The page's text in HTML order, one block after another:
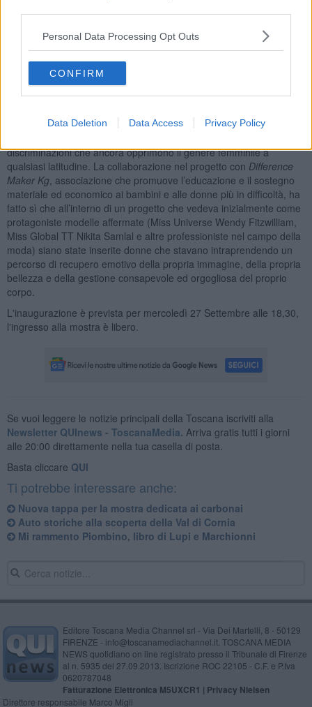
Personal Data Processing Opt Outs
CONFIRM
Data Deletion Data Access Privacy Policy
l’orgoglio, la bellezza e la voglia di andare avanti di straniere e
profughe presenti da ormai un anno nel nostro territorio.
Sarà un’occasione per fare domande, confrontarsi, inserire
prospettiva con al centro una riflessione sulle pari opportunità nella
discriminazioni che ancora opprimono il genere femminile a
qualsiasi latitudine. La collaborazione nel progetto con Difference
Maker Kg, associazione che promuove l’educazione e il sostegno
materiale ed economico ai bambini e alle donne più in difficoltà, ha
fatto sì che all’interno di un progetto che vedeva inizialmente come
protagoniste modelle affermate (Miss Universe Wendy Fitzwilliam,
Miss Global TT Nikita Samlal e altre professioniste nel campo della
moda) siano state inserite donne che stavano intraprendendo un
percorso di recupero emotivo della propria immagine, della propria
bellezza e della gestione consapevole ed orgogliosa del proprio
corpo.
L'inaugurazione è prevista per mercoledì 27 Settembre alle 18,30,
l'ingresso alla mostra è libero.
Se vuoi leggere le notizie principali della Toscana iscriviti alla
Newsletter QUInews - ToscanaMedia. Arriva gratis tutti i giorni
alle 20:00 direttamente nella tua casella di posta.
Basta cliccare QUI
Ti potrebbe interessare anche:
Nuova tappa per la mostra dedicata ai carbonai
Auto storiche alla scoperta della Val di Cornia
Mi rammento Piombino, libro di Lupi e Marchionni
Editore Toscana Media Channel srl - Via Dei Martelli, 8 - 50129
FIRENZE - info@toscanamediachannel.it. TOSCANA MEDIA
NEWS quotidiano on line registrato presso il Tribunale di Firenze
al n. 5935 del 27.09.2013. Iscrizione ROC 22105 - C.F. e P.Iva
0620787048
Fatturazione Elettronica M5UXCR1 | Privacy Nielsen
Direttore responsabile Marco Migli